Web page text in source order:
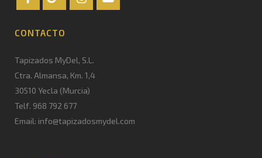
CONTACTO
Tapizados MyDel, S.L.
Ctra. Almansa, Km. 1,4
30510 Yecla (Murcia)
Telf. 968 792 677
Email: info@tapizadosmydel.com